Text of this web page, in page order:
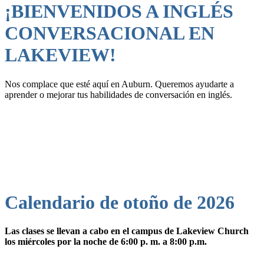
¡BIENVENIDOS A INGLÉS
CONVERSACIONAL EN
LAKEVIEW!
Nos complace que esté aquí en Auburn. Queremos ayudarte a
aprender o mejorar tus habilidades de conversación en inglés.
Calendario de otoño de 2026
Las clases se llevan a cabo en el campus de Lakeview Church
los miércoles por la noche de 6:00 p. m. a 8:00 p.m.